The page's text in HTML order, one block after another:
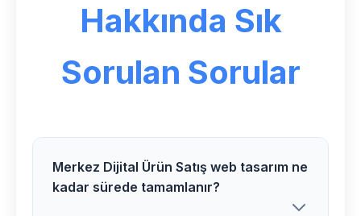
Hakkında Sık
Sorulan Sorular
Merkez Dijital Ürün Satış web tasarım ne
kadar sürede tamamlanır?